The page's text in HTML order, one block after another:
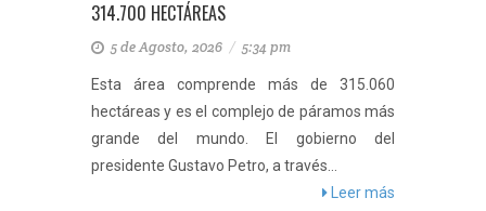
314.700 HECTÁREAS
5 de Agosto, 2026 / 5:34 pm
Esta área comprende más de 315.060
hectáreas y es el complejo de páramos más
grande del mundo. El gobierno del
presidente Gustavo Petro, a través...
Leer más